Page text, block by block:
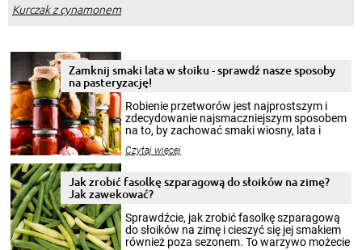
Kurczak z cynamonem
Zamknij smaki lata w słoiku - sprawdź nasze sposoby
na pasteryzację!
Robienie przetworów jest najprostszym i
zdecydowanie najsmaczniejszym sposobem
na to, by zachować smaki wiosny, lata i
krajobrazów, by cieszyć nimi oko w sezonie
pełni poczuć atmosferę cieplejszych
miesięcy. Przygotowanie słoików ze
patenty, które pozwolą zachować świeżość
przetworów.
Czytaj więcej
Jak zrobić fasolkę szparagową do słoików na zimę?
Jak zawekować?
Sprawdźcie, jak zrobić fasolkę szparagową
do słoików na zimę i cieszyć się jej smakiem
również poza sezonem. To warzywo możecie